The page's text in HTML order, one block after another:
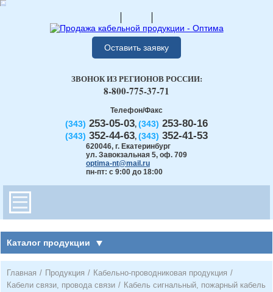
Оставить заявку
Телефон/Факс
(343) 253-05-03, (343) 253-80-16
(343) 352-44-63, (343) 352-41-53
620046, г. Екатеринбург
ул. Завокзальная 5, оф. 709
optima-nt@mail.ru
пн-пт: с 9:00 до 18:00
ЗВОНОК ИЗ РЕГИОНОВ РОССИИ:
8-800-775-37-71
Каталог продукции
Главная / Продукция / Кабельно-проводниковая продукция /
Кабели связи, провода связи / Кабель сигнальный, пожарный кабель